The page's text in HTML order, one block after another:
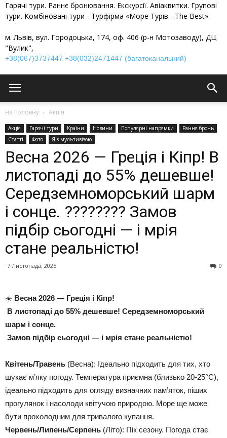
Гарячі тури. Раннє бронювання. Екскурсії. Авіаквитки. Групові
тури. Комбіновані тури - Турфірма «Море Турів - The Best»
м. Львів, вул. Городоцька, 174, оф. 406 (р-н Мотозаводу), ДЦ
"Вулик",
+38(067)3737447 +38(032)2471447 (багатоканальний)
на Головну Акція
Акція Гарячі тури Країни Новини Популярні напрямки
Рання бронь
Статті
Фото Я з мультивізою
Весна 2026 — Греція і Кіпр! В
листопаді до 55% дешевше!
Середземноморський шарм
і сонце. ???????? Замов
підбір сьогодні — і мрія
стане реальністю!
7 Листопада, 2025 0
☀️ Весна 2026 — Греція і Кіпр!
В листопаді до 55% дешевше! Середземноморський
шарм і сонце.
Замов підбір сьогодні — і мрія стане реальністю!
Квітень/Травень (Весна): Ідеально підходить для тих, хто
шукає м’яку погоду. Температура приємна (близько 20-25°C),
ідеально підходить для огляду визначних пам’яток, піших
прогулянок і насолоди квітучою природою. Море ще може
бути прохолодним для тривалого купання.
Червень/Липень/Серпень (Літо): Пік сезону. Погода стає